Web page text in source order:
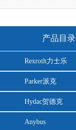
产品目录
Rexroth力士乐
Parker派克
Hydac贺德克
Anybus